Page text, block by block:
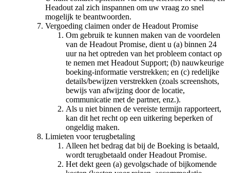
Headout zal zich inspannen om uw vraag zo snel
mogelijk te beantwoorden.
Vergoeding claimen onder de Headout Promise
Om gebruik te kunnen maken van de voordelen
van de Headout Promise, dient u (a) binnen 24
uur na het optreden van het probleem contact op
te nemen met Headout Support; (b) nauwkeurige
boeking-informatie verstrekken; en (c) redelijke
details/bewijzen verstrekken (zoals screenshots,
bewijs van afwijzing door de locatie,
communicatie met de partner, enz.).
Als u niet binnen de vereiste termijn rapporteert,
kan dit het recht op een uitkering beperken of
ongeldig maken.
Limieten voor terugbetaling
Alleen het bedrag dat bij de Boeking is betaald,
wordt terugbetaald onder Headout Promise.
Het dekt geen (a) gevolgschade of bijkomende